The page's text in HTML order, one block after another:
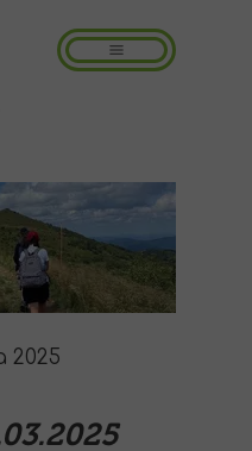
2025